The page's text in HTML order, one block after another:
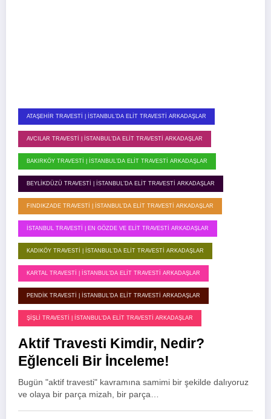
ATAŞEHIR TRAVESTI | İSTANBUL’DA ELIT TRAVESTI ARKADAŞLAR
AVCILAR TRAVESTI | İSTANBUL’DA ELIT TRAVESTI ARKADAŞLAR
BAKIRKÖY TRAVESTI | İSTANBUL’DA ELIT TRAVESTI ARKADAŞLAR
BEYLIKDÜZÜ TRAVESTI | İSTANBUL’DA ELIT TRAVESTI ARKADAŞLAR
FINDIKZADE TRAVESTI | İSTANBUL’DA ELIT TRAVESTI ARKADAŞLAR
İSTANBUL TRAVESTI | EN GÖZDE VE ELIT TRAVESTI ARKADAŞLAR
KADIKÖY TRAVESTI | İSTANBUL’DA ELIT TRAVESTI ARKADAŞLAR
KARTAL TRAVESTI | İSTANBUL’DA ELIT TRAVESTI ARKADAŞLAR
PENDIK TRAVESTI | İSTANBUL’DA ELIT TRAVESTI ARKADAŞLAR
ŞIŞLI TRAVESTI | İSTANBUL'DA ELIT TRAVESTI ARKADAŞLAR
Aktif Travesti Kimdir, Nedir?
Eğlenceli Bir İnceleme!
Bugün "aktif travesti" kavramına samimi bir şekilde dalıyoruz
ve olaya bir parça mizah, bir parça…